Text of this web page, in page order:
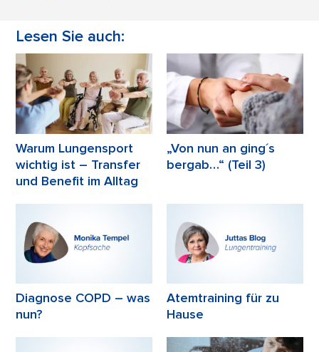
Lesen Sie auch:
Warum Lungensport
wichtig ist – Transfer
und Benefit im Alltag
„Von nun an ging´s
bergab…“ (Teil 3)
Diagnose COPD – was
nun?
Atemtraining für zu
Hause